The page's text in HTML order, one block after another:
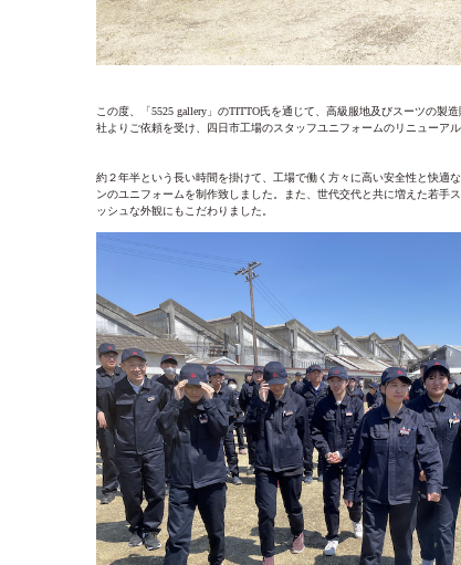
この度、「5525 gallery」のTITTO氏を通じて、高級服地及びスーツの製
社よりご依頼を受け、四日市工場のスタッフユニフォームのリニューア
約２年半という長い時間を掛けて、工場で働く方々に高い安全性と快適
ンのユニフォームを制作致しました。また、世代交代と共に増えた若手
ッシュな外観にもこだわりました。